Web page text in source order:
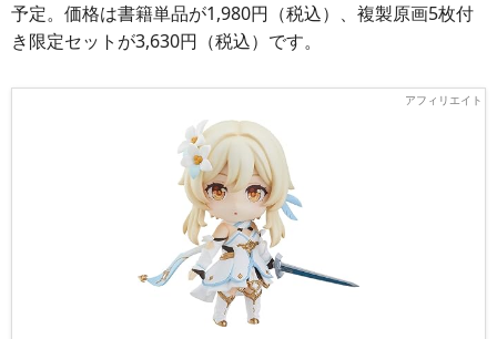
予定。価格は書籍単品が1,980円（税込）、複製原画5枚付
き限定セットが3,630円（税込）です。